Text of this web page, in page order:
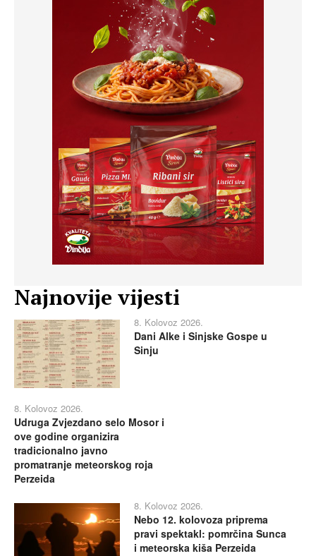
Najnovije vijesti
8. Kolovoz 2026.
Dani Alke i Sinjske Gospe u
Sinju
8. Kolovoz 2026.
Udruga Zvjezdano selo Mosor i
ove godine organizira
tradicionalno javno
promatranje meteorskog roja
Perzeida
8. Kolovoz 2026.
Nebo 12. kolovoza priprema
pravi spektakl: pomrčina Sunca
i meteorska kiša Perzeida